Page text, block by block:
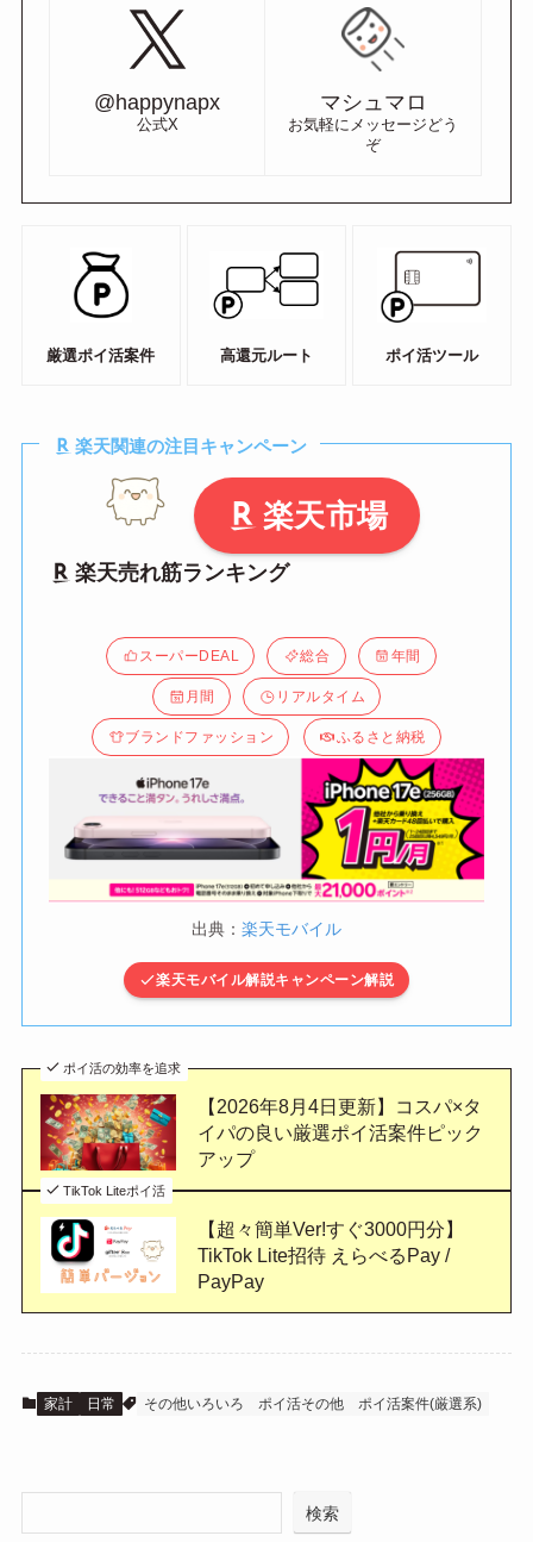
@happynapx
公式X
マシュマロ
お気軽にメッセージどう
ぞ
厳選ポイ活案件 高還元ルート ポイ活ツール
楽天関連の注目キャンペーン
楽天市場
楽天売れ筋ランキング
スーパーDEAL 総合 年間
月間 リアルタイム
ブランドファッション ふるさと納税
出典： 楽天モバイル
楽天モバイル解説キャンペーン解説
ポイ活の効率を追求
【2026年8月4日更新】コスパ×タ
イパの良い厳選ポイ活案件ピック
アップ
TikTok Liteポイ活
【超々簡単Ver!すぐ3000円分】
TikTok Lite招待 えらべるPay /
PayPay
家計 日常 その他いろいろ ポイ活その他 ポイ活案件(厳選系)
検索